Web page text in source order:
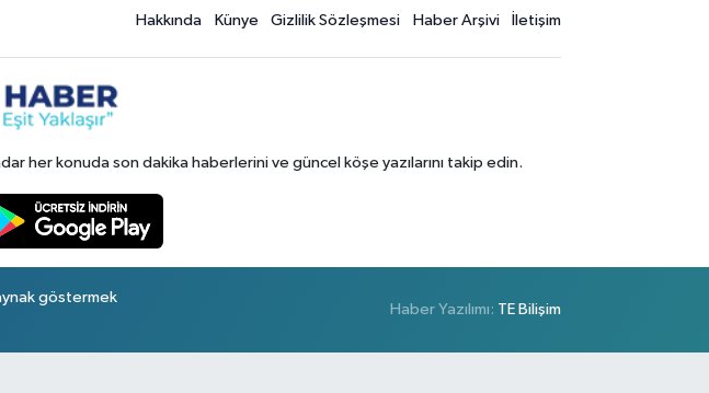
Hakkında Künye Gizlilik Sözleşmesi Haber Arşivi İletişim
her konuda son dakika haberlerini ve güncel köşe yazılarını takip edin.
göstermek
Haber Yazılımı: TE Bilişim